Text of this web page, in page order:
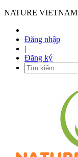
NATURE VIETNAM
Đăng nhập
|
Đăng ký